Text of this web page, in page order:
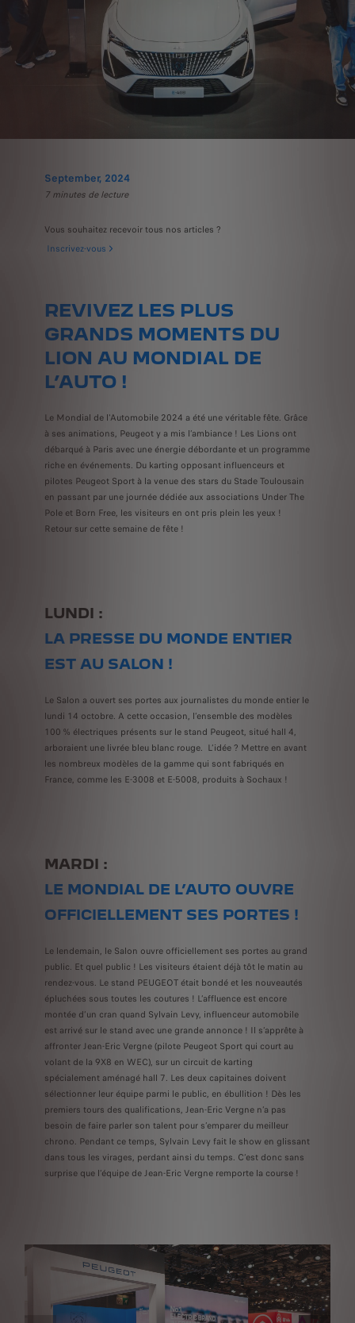
September, 2024
7 minutes de lecture
Vous souhaitez recevoir tous nos articles ?
Inscrivez-vous
REVIVEZ LES PLUS
GRANDS MOMENTS DU
LION AU MONDIAL DE
L’AUTO !
Le Mondial de l'Automobile 2024 a été une véritable fête. Grâce
à ses animations, Peugeot y a mis l’ambiance ! Les Lions ont
débarqué à Paris avec une énergie débordante et un programme
riche en événements. Du karting opposant influenceurs et
pilotes Peugeot Sport à la venue des stars du Stade Toulousain
en passant par une journée dédiée aux associations Under The
Pole et Born Free, les visiteurs en ont pris plein les yeux !
Retour sur cette semaine de fête !
LUNDI :
LA PRESSE DU MONDE ENTIER
EST AU SALON !
Le Salon a ouvert ses portes aux journalistes du monde entier le
lundi 14 octobre. A cette occasion, l’ensemble des modèles
100 % électriques présents sur le stand Peugeot, situé hall 4,
arboraient une livrée bleu blanc rouge. L’idée ? Mettre en avant
les nombreux modèles de la gamme qui sont fabriqués en
France, comme les E-3008 et E-5008, produits à Sochaux !
MARDI :
LE MONDIAL DE L’AUTO OUVRE
OFFICIELLEMENT SES PORTES !
Le lendemain, le Salon ouvre officiellement ses portes au grand
public. Et quel public ! Les visiteurs étaient déjà tôt le matin au
rendez-vous. Le stand PEUGEOT était bondé et les nouveautés
épluchées sous toutes les coutures ! L’affluence est encore
montée d’un cran quand Sylvain Levy, influenceur automobile
est arrivé sur le stand avec une grande annonce ! Il s’apprête à
affronter Jean-Eric Vergne (pilote Peugeot Sport qui court au
volant de la 9X8 en WEC), sur un circuit de karting
spécialement aménagé hall 7. Les deux capitaines doivent
sélectionner leur équipe parmi le public, en ébullition ! Dès les
premiers tours des qualifications, Jean-Eric Vergne n’a pas
besoin de faire parler son talent pour s’emparer du meilleur
chrono. Pendant ce temps, Sylvain Levy fait le show en glissant
dans tous les virages, perdant ainsi du temps. C’est donc sans
surprise que l’équipe de Jean-Eric Vergne remporte la course !